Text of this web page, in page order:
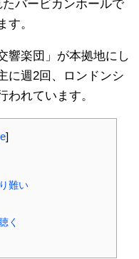
バービカンホールで
。
響楽団」が本拠地にし
に週2回、ロンドンシ
われています。
]
難い
く